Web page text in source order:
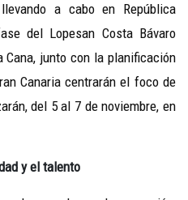
a cabo en República
del Lopesan Costa Bávaro
Cana, junto con la planificación
Canaria centrarán el foco de
del 5 al 7 de noviembre, en
y el talento